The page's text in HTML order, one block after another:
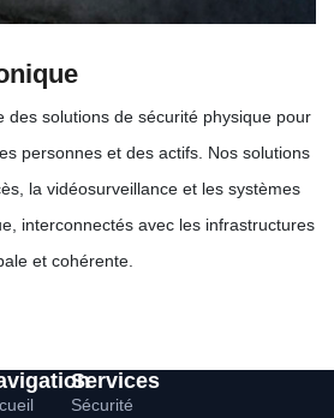
des solutions de sécurité physique pour
personnes et des actifs. Nos solutions
la vidéosurveillance et les systèmes
interconnectés avec les infrastructures
et cohérente.
Services
Sécurité